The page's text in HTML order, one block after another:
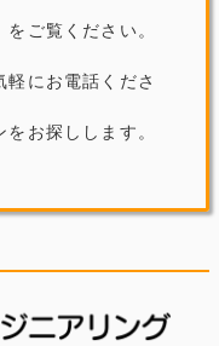
をご覧ください。
軽にお電話くださ
お探しします。